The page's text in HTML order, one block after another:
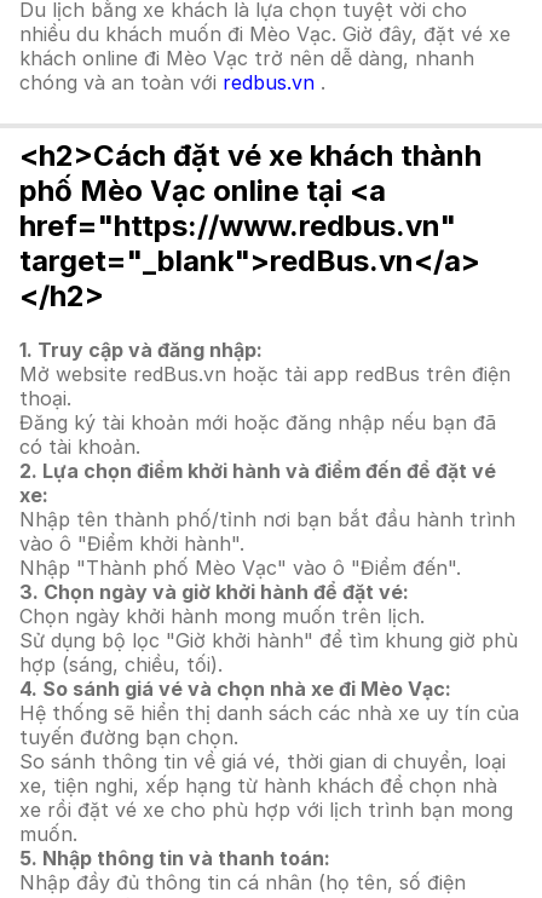
Du lịch bằng xe khách là lựa chọn tuyệt vời cho
nhiều du khách muốn đi Mèo Vạc. Giờ đây, đặt vé xe
khách online đi Mèo Vạc trở nên dễ dàng, nhanh
chóng và an toàn với redbus.vn .
<h2>Cách đặt vé xe khách thành
phố Mèo Vạc online tại <a
href="https://www.redbus.vn"
target="_blank">redBus.vn</a>
</h2>
1. Truy cập và đăng nhập:
Mở website redBus.vn hoặc tải app redBus trên điện
thoại.
Đăng ký tài khoản mới hoặc đăng nhập nếu bạn đã
có tài khoản.
2. Lựa chọn điểm khởi hành và điểm đến để đặt vé
xe:
Nhập tên thành phố/tỉnh nơi bạn bắt đầu hành trình
vào ô "Điểm khởi hành".
Nhập "Thành phố Mèo Vạc" vào ô "Điểm đến".
3. Chọn ngày và giờ khởi hành để đặt vé:
Chọn ngày khởi hành mong muốn trên lịch.
Sử dụng bộ lọc "Giờ khởi hành" để tìm khung giờ phù
hợp (sáng, chiều, tối).
4. So sánh giá vé và chọn nhà xe đi Mèo Vạc:
Hệ thống sẽ hiển thị danh sách các nhà xe uy tín của
tuyến đường bạn chọn.
So sánh thông tin về giá vé, thời gian di chuyển, loại
xe, tiện nghi, xếp hạng từ hành khách để chọn nhà
xe rồi đặt vé xe cho phù hợp với lịch trình bạn mong
muốn.
5. Nhập thông tin và thanh toán:
Nhập đầy đủ thông tin cá nhân (họ tên, số điện